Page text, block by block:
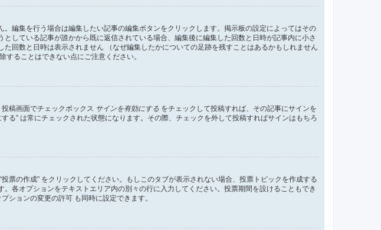
編集を行う場合は編集したい記事の編集ボタンをクリックします。掲示板の設定によってはその
している記事が誰かから既に返信されている場合、編集後に編集した回数と日時が記事内に小さ
回数と日時は表示されません （なぜ編集したかについての足跡を残すことはあるかもしれません
ることはできない点にご注意ください。
稿画面でチェックボックス サインを有効にする をチェックして投稿すれば、その記事にサインを
る” は常にチェックされた状態になります。その際、チェックを外して投稿すればサインはもちろ
の作成” をクリックしてください。もしこのタブが表示されない場合、投票トピックを作成する
各オプションをテキストエリア内の別々の行に入力してください。投票期間を設けることもでき
ションの変更の許可 も同時に設定できます。